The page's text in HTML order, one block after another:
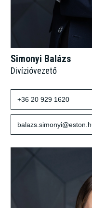
Simonyi Balázs
Divízióvezető
+36 20 929 1620